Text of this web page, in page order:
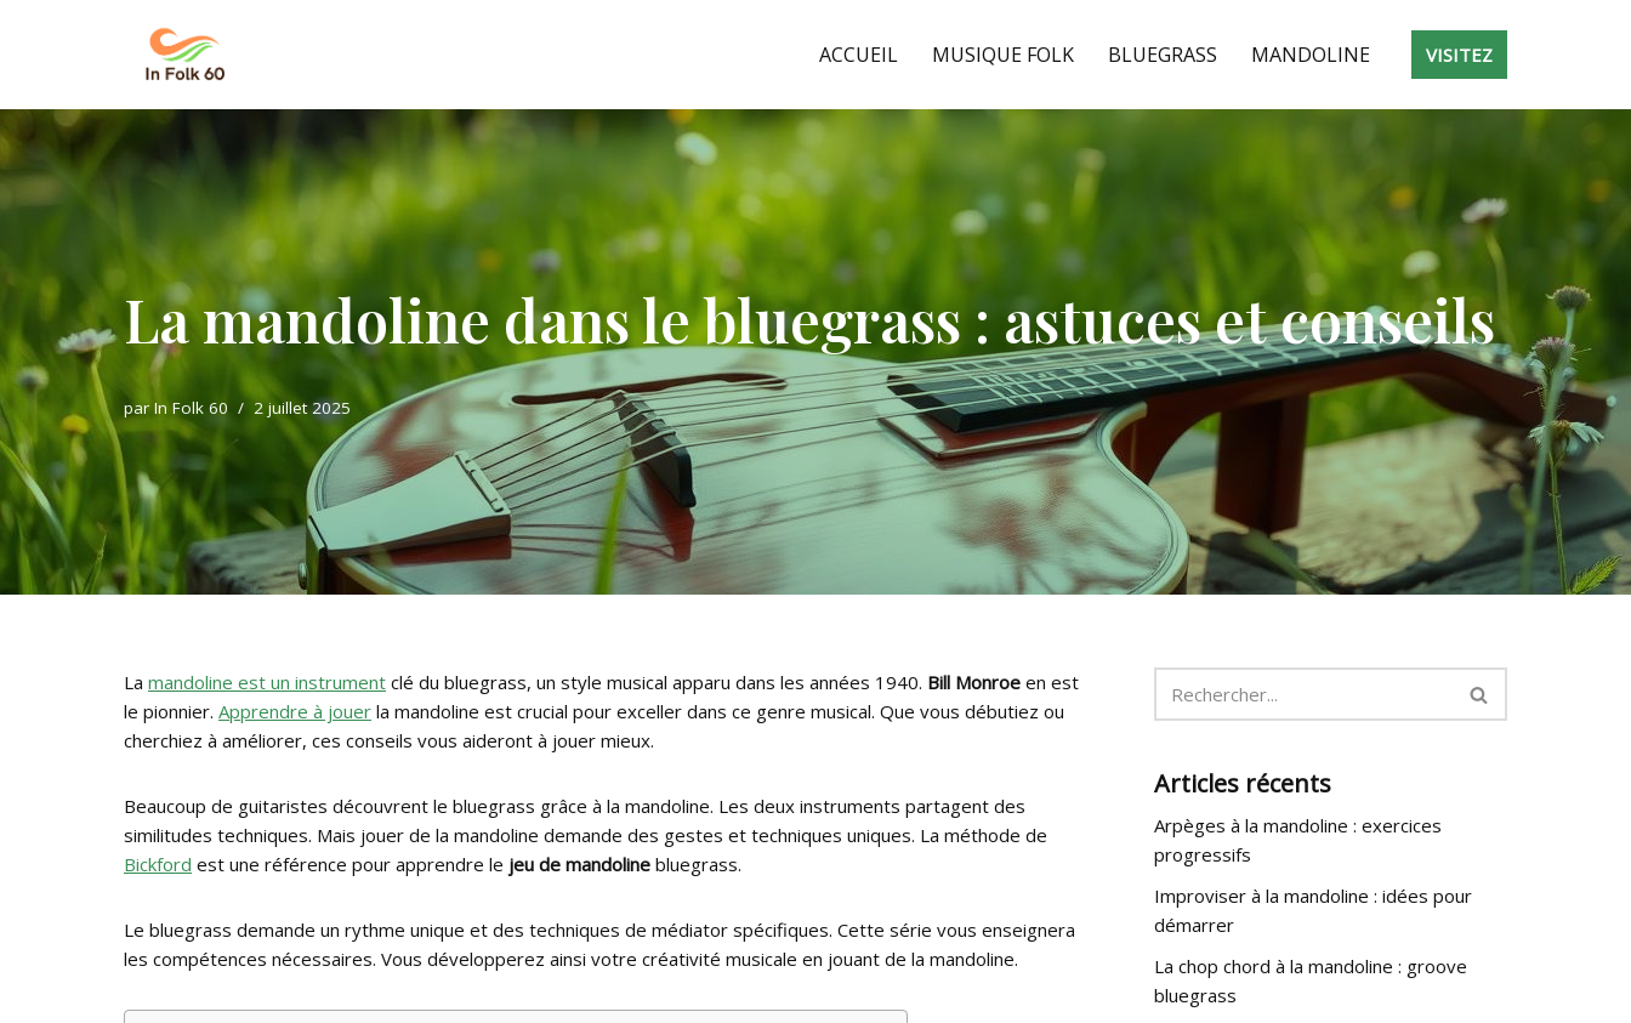
contenu
ACCUEIL MUSIQUE FOLK BLUEGRASS MANDOLINE VISITEZ
La mandoline dans le bluegrass : astuces et conseils
parIn Folk 60 2 juillet 2025
La mandoline est un instrument clé du bluegrass, un style musical apparu dans les années 1940. Bill Monroe en est
le pionnier. Apprendre à jouer la mandoline est crucial pour exceller dans ce genre musical. Que vous débutiez ou
cherchiez à améliorer, ces conseils vous aideront à jouer mieux.
Beaucoup de guitaristes découvrent le bluegrass grâce à la mandoline. Les deux instruments partagent des
similitudes techniques. Mais jouer de la mandoline demande des gestes et techniques uniques. La méthode de
Bickford est une référence pour apprendre le jeu de mandoline bluegrass.
Le bluegrass demande un rythme unique et des techniques de médiator spécifiques. Cette série vous enseignera
les compétences nécessaires. Vous développerez ainsi votre créativité musicale en jouant de la mandoline.
Articles récents
Arpèges à la mandoline : exercices
progressifs
Improviser à la mandoline : idées pour
démarrer
La chop chord à la mandoline : groove
bluegrass